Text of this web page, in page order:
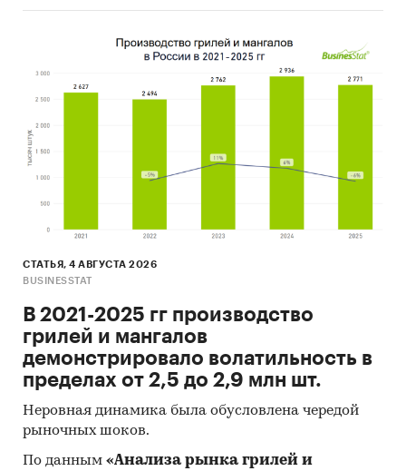
персонала.
Ключевые экономические показатели
эффективности проекта
Период окупаемости - ... мес.
Дисконтированный период окупаемости
(ставка дисконтирования - 18% годовых) - ...
мес.
Чистая текущая стоимость (NPV) для срока
жизни проекта 36 месяцев (ставка
Внутренняя норма рентабельности для
...%, IRR (месяц) - ...%.
Данный Бизнес-план разработан с учётом
влияния кризисных явлений и, как следствие,
даёт возможность создания компании с
хорошими перспективами развития.
Подготовленный специалистами нашей
СТАТЬЯ, 4 АВГУСТА 2026
BUSINESSTAT
В 2021-2025 гг производство
грилей и мангалов
демонстрировало волатильность в
пределах от 2,5 до 2,9 млн шт.
Неровная динамика была обусловлена чередой
рыночных шоков.
По данным «Анализа рынка грилей и